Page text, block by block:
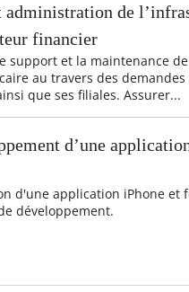
administration de
financier
support et la maintenance
au travers des
que ses filiales. Assurer...
d’une
d'une application iPhone et
développement.